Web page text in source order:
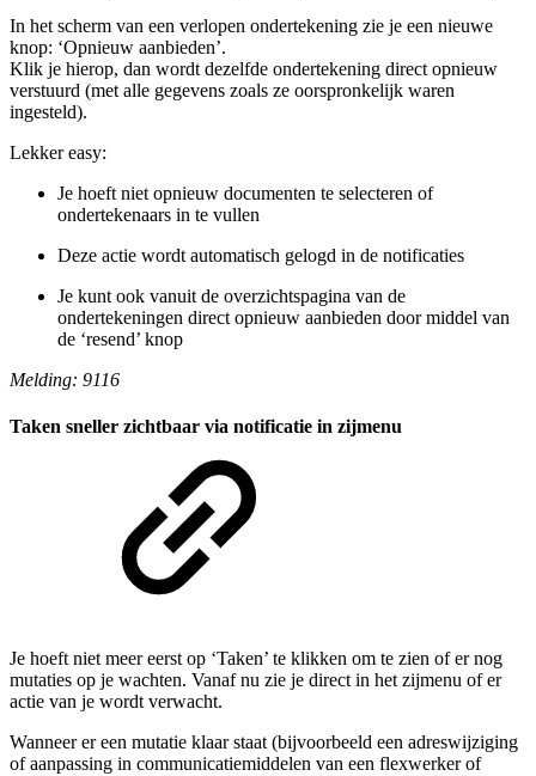
In het scherm van een verlopen ondertekening zie je een nieuwe
knop: ‘Opnieuw aanbieden’.
Klik je hierop, dan wordt dezelfde ondertekening direct opnieuw
verstuurd (met alle gegevens zoals ze oorspronkelijk waren
ingesteld).
Lekker easy:
Je hoeft niet opnieuw documenten te selecteren of
ondertekenaars in te vullen
Deze actie wordt automatisch gelogd in de notificaties
Je kunt ook vanuit de overzichtspagina van de
ondertekeningen direct opnieuw aanbieden door middel van
de ‘resend’ knop
Melding: 9116
Taken sneller zichtbaar via notificatie in zijmenu
Je hoeft niet meer eerst op ‘Taken’ te klikken om te zien of er nog
mutaties op je wachten. Vanaf nu zie je direct in het zijmenu of er
actie van je wordt verwacht.
Wanneer er een mutatie klaar staat (bijvoorbeeld een adreswijziging
of aanpassing in communicatiemiddelen van een flexwerker of